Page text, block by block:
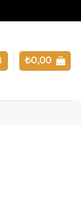
₺0,00